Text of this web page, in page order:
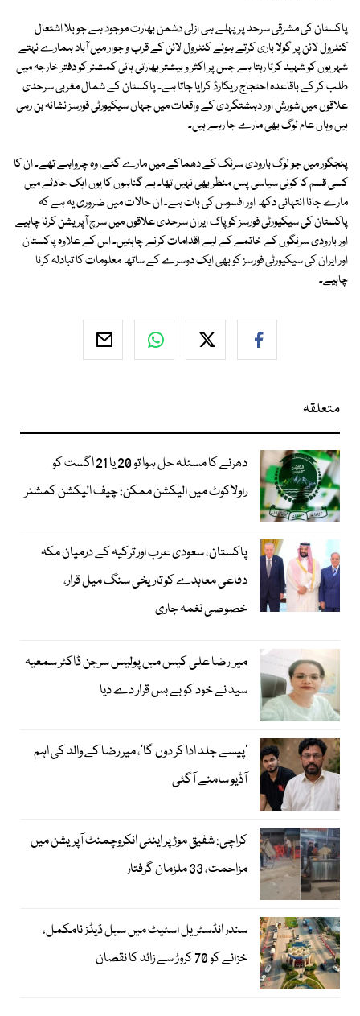
پاکستان کی مشرقی سرحد پر پہلے ہی ازلی دشمن بھارت موجود ہے جو بلا اشتعال
کنٹرول لائن پر گولا باری کرتے ہوئے کنٹرول لائن کے قرب و جوار میں آباد ہمارے نہتے
شہریوں کو شہید کرتا رہتا ہے جس پر اکثر و بیشتر بھارتی ہائی کمشنر کو دفتر خارجہ میں
طلب کر کے باقاعدہ احتجاج ریکارڈ کرایا جاتا ہے۔ پاکستان کے شمال مغربی سرحدی
علاقوں میں شورش اور دہشتگردی کے واقعات میں جہاں سیکیورٹی فورسز نشانہ بن رہی
ہیں وہاں عام لوگ بھی مارے جا رہے ہیں۔
پنجگور میں جو لوگ بارودی سرنگ کے دھماکے میں مارے گئے، وہ چرواہے تھے۔ ان کا
کسی قسم کا کوئی سیاسی پس منظر بھی نہیں تھا۔ بے گناہوں کا یوں ایک حادثے میں
مارے جانا انتہائی دکھ اور افسوس کی بات ہے۔ ان حالات میں ضروری یہ ہے کہ
پاکستان کی سیکیورٹی فورسز کو پاک ایران سرحدی علاقوں میں سرچ آپریشن کرنا چاہیے
اور بارودی سرنگوں کے خاتمے کے لیے اقدامات کرنے چاہئیں۔ اس کے علاوہ پاکستان
اور ایران کی سیکیورٹی فورسز کو بھی ایک دوسرے کے ساتھ معلومات کا تبادلہ کرنا
چاہیے۔
متعلقہ
دھرنے کا مسئلہ حل ہوا تو 20 یا 21 اگست کو
راولاکوٹ میں الیکشن ممکن: چیف الیکشن کمشنر
پاکستان، سعودی عرب اور ترکیہ کے درمیان مکہ
دفاعی معاہدے کو تاریخی سنگ میل قرار،
خصوصی نغمہ جاری
میر رضا علی کیس میں پولیس سرجن ڈاکٹر سمعیہ
سید نے خود کو بے بس قرار دے دیا
’پیسے جلد ادا کر دوں گا‘، میر رضا کے والد کی اہم
آڈیو سامنے آگئی
کراچی: شفیق موڑ پر اینٹی انکروچمنٹ آپریشن میں
مزاحمت، 33 ملزمان گرفتار
سندر انڈسٹریل اسٹیٹ میں سیل ڈیڈز نامکمل،
خزانے کو 70 کروڑ سے زائد کا نقصان